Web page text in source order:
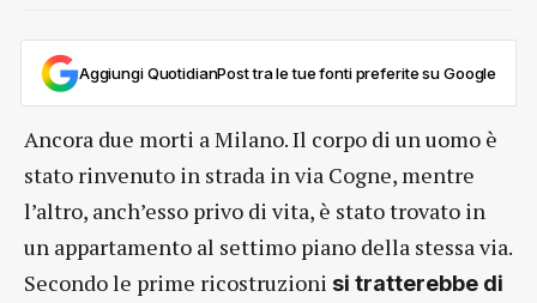
Aggiungi QuotidianPost tra le tue fonti preferite su Google
Ancora due morti a Milano. Il corpo di un uomo è
stato rinvenuto in strada in via Cogne, mentre
l’altro, anch’esso privo di vita, è stato trovato in
un appartamento al settimo piano della stessa via.
Secondo le prime ricostruzioni si tratterebbe di